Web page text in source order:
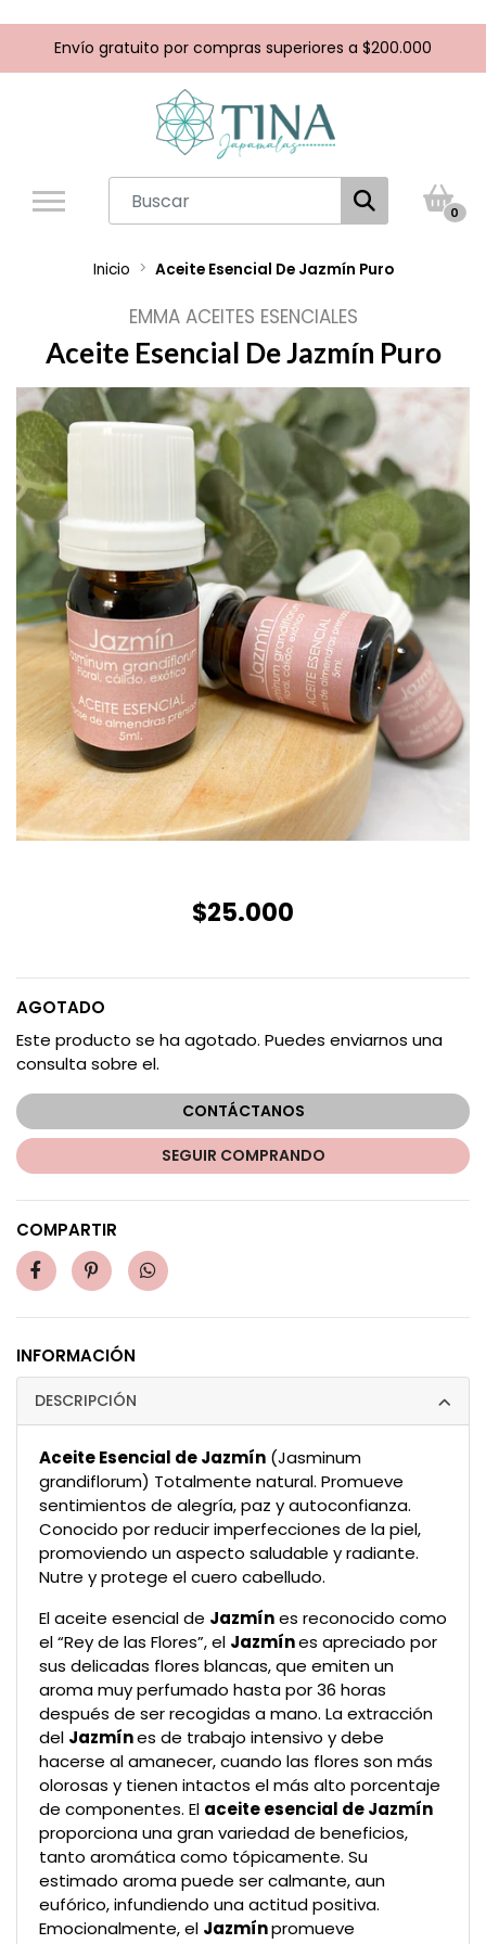
Envío gratuito por compras superiores a $200.000
0
Inicio Aceite Esencial De Jazmín Puro
EMMA ACEITES ESENCIALES
Aceite Esencial De Jazmín Puro
$25.000
AGOTADO
Este producto se ha agotado. Puedes enviarnos una
consulta sobre el.
CONTÁCTANOS
SEGUIR COMPRANDO
COMPARTIR
INFORMACIÓN
DESCRIPCIÓN
Aceite Esencial de Jazmín (Jasminum
grandiflorum) Totalmente natural. Promueve
sentimientos de alegría, paz y autoconfianza.
Conocido por reducir imperfecciones de la piel,
promoviendo un aspecto saludable y radiante.
Nutre y protege el cuero cabelludo.
El aceite esencial de Jazmínes reconocido como
el “Rey de las Flores”, el Jazmínes apreciado por
sus delicadas flores blancas, que emiten un
aroma muy perfumado hasta por 36 horas
después de ser recogidas a mano. La extracción
del Jazmínes de trabajo intensivo y debe
hacerse al amanecer, cuando las flores son más
olorosas y tienen intactos el más alto porcentaje
de componentes. El aceite esencial deJazmín
proporciona una gran variedad de beneficios,
tanto aromática como tópicamente. Su
estimado aroma puede ser calmante, aun
eufórico, infundiendo una actitud positiva.
Emocionalmente, el Jazmínpromueve